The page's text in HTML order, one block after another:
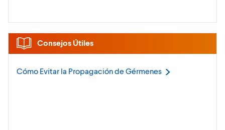
Consejos Útiles
Cómo Evitar la Propagación de Gérmenes